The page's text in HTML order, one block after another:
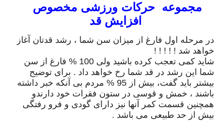
مجموعه حرکات ورزشی مخصوص
افزایش قد
در مرحله اول فارغ از میزان سن شما ، رشد قدتان آغاز
خواهد شد ! ! ! ! !
شاید کمی تعجب کرده باشید ولی 100 % فارغ از سن
شما این رشد در قد شما رخ خواهد داد . برای توضیح
بیشتر باید گفت، بیش از 95 % مردم بی آنکه خبر داشته
باشند ، خمش و قوسی در ستون فقرات خود دارندو
همچنین قسمت کمر آنها نیز دارای گودی و فرو رفتگی
بیش از حد طبیعی می باشد .